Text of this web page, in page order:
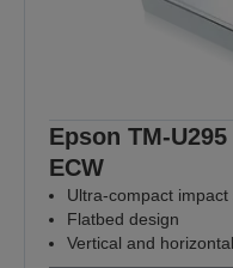
Epson TM-
ECW
Ultra-compact impact
Flatbed design
Vertical and